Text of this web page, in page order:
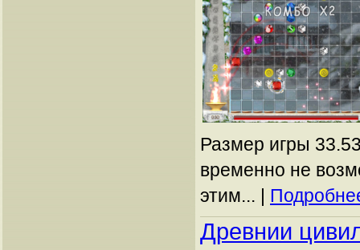
Размер игры
временно не
этим... |
Древнии